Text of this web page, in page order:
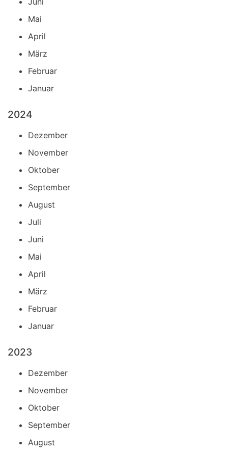
Mai
April
März
Februar
Januar
2024
Dezember
November
Oktober
September
August
Juli
Juni
Mai
April
März
Februar
Januar
2023
Dezember
November
Oktober
September
August